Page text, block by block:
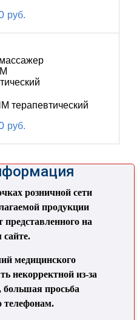
руб.
терапевтический
руб.
розничной сети
продукции
на
медицинского
некорректной из-за
большая просьба
телефонам.